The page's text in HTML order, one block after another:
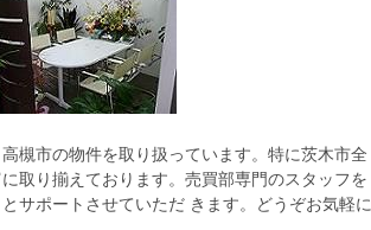
ました。
ました。
１４棟
槻市の物件を取り扱っています。特に茨木市全
取り揃えております。売買部専門のスタッフを
サポートさせていただ きます。どうぞお気軽に